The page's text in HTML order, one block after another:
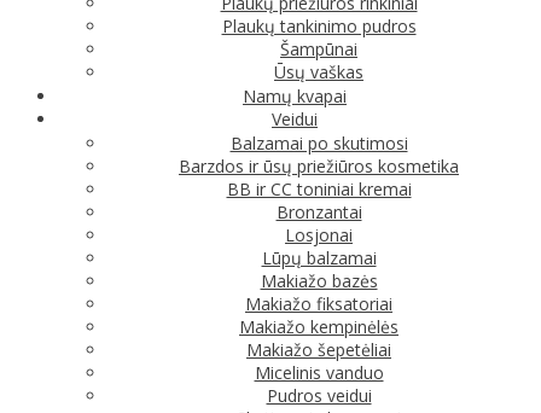
Plaukų tankinimo pudros
Šampūnai
Ūsų vaškas
Namų kvapai
Veidui
Balzamai po skutimosi
Barzdos ir ūsų priežiūros kosmetika
BB ir CC toniniai kremai
Bronzantai
Losjonai
Lūpų balzamai
Makiažo bazės
Makiažo fiksatoriai
Makiažo kempinėlės
Makiažo šepetėliai
Micelinis vanduo
Pudros veidui